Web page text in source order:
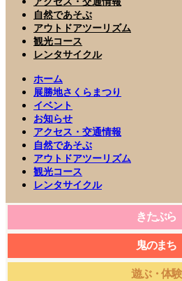
自然であそぶ
アウトドアツーリズム
観光コース
レンタサイクル
ホーム
展勝地さくらまつり
イベント
お知らせ
アクセス・交通情報
自然であそぶ
アウトドアツーリズム
観光コース
レンタサイクル
きたぶら
鬼のまち
遊ぶ・体験